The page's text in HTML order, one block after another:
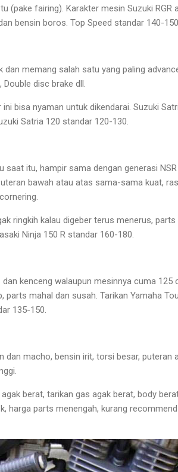
(pake fairing). Karakter mesin Suzuki RGR
bensin boros. Top Speed standar 140-150.
memang salah satu yang paling
disc brake dll.
bisa nyaman untuk dikendarai. Suzuki
Satria 120 standar 120-130.
saat itu, hampir sama dengan generasi
bawah atau atas sama-sama kuat,
ringkih kalau digeber terus menerus,
Ninja 150 R standar 160-180.
kenceng walaupun mesinnya cuma 125
parts mahal dan susah. Tarikan Yamaha
135-150.
dan macho, bensin irit, torsi besar,
berat, tarikan gas agak berat, body
harga parts menengah, kurang